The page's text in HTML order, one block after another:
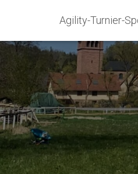
Agility-Turnier-